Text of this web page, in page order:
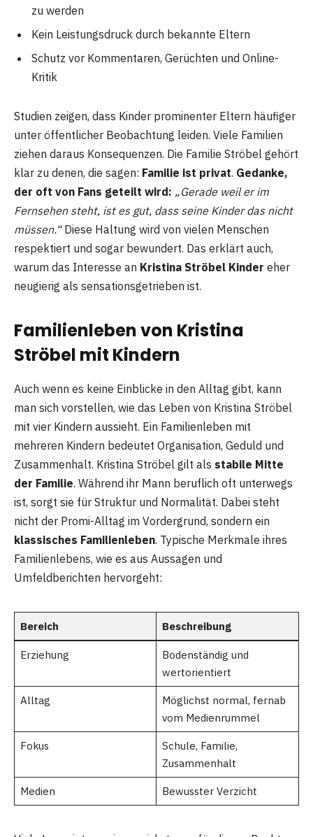
zu werden
Kein Leistungsdruck durch bekannte Eltern
Schutz vor Kommentaren, Gerüchten und Online-
Kritik
Studien zeigen, dass Kinder prominenter Eltern häufiger
unter öffentlicher Beobachtung leiden. Viele Familien
ziehen daraus Konsequenzen. Die Familie Ströbel gehört
klar zu denen, die sagen: Familie ist privat. Gedanke,
der oft von Fans geteilt wird: „Gerade weil er im
Fernsehen steht, ist es gut, dass seine Kinder das nicht
müssen.“Diese Haltung wird von vielen Menschen
respektiert und sogar bewundert. Das erklärt auch,
warum das Interesse an Kristina Ströbel Kinder eher
neugierig als sensationsgetrieben ist.
Familienleben von Kristina
Ströbel mit Kindern
Auch wenn es keine Einblicke in den Alltag gibt, kann
man sich vorstellen, wie das Leben von Kristina Ströbel
mit vier Kindern aussieht. Ein Familienleben mit
mehreren Kindern bedeutet Organisation, Geduld und
Zusammenhalt. Kristina Ströbel gilt als stabile Mitte
der Familie. Während ihr Mann beruflich oft unterwegs
ist, sorgt sie für Struktur und Normalität. Dabei steht
nicht der Promi-Alltag im Vordergrund, sondern ein
klassisches Familienleben. Typische Merkmale ihres
Familienlebens, wie es aus Aussagen und
Umfeldberichten hervorgeht:
Bereich Beschreibung
Erziehung
Bodenständig und
wertorientiert
Alltag
Möglichst normal, fernab
vom Medienrummel
Fokus
Schule, Familie,
Zusammenhalt
Medien Bewusster Verzicht